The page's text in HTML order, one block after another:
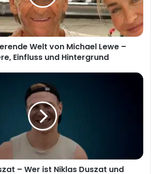
Welt von Michael Lewe –
Einfluss und Hintergrund
– Wer ist Niklas Duszat und